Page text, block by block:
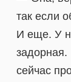
так если
И еще. У
сейчас